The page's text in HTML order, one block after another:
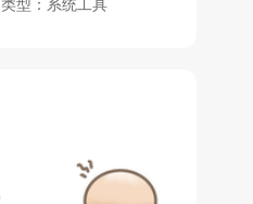
类型：系统工具